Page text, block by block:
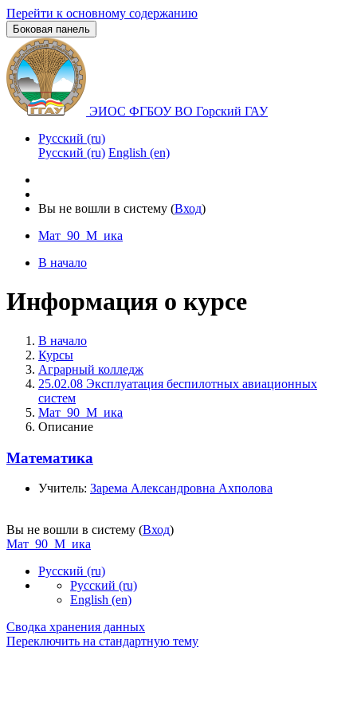
Перейти к основному содержанию
Боковая панель
ЭИОС ФГБОУ ВО Горский ГАУ
Русский ‎(ru)‎
Русский ‎(ru)‎ English ‎(en)‎
Вы не вошли в систему (Вход)
Мат_90_М_ика
В начало
Информация о курсе
В начало
Курсы
Аграрный колледж
25.02.08 Эксплуатация беспилотных авиационных
систем
Мат_90_М_ика
Описание
Математика
Учитель: Зарема Александровна Ахполова
Вы не вошли в систему (Вход)
Мат_90_М_ика
Русский ‎(ru)‎
Русский ‎(ru)‎
English ‎(en)‎
Сводка хранения данных
Переключить на стандартную тему